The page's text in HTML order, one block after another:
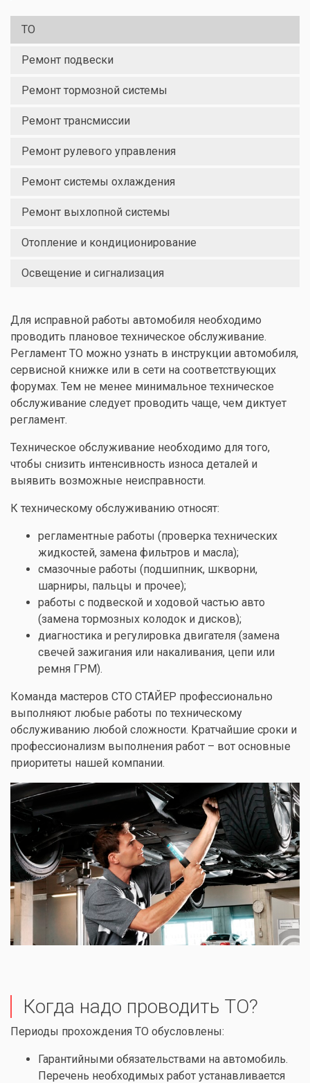
ТО
Ремонт подвески
Ремонт тормозной системы
Ремонт трансмиссии
Ремонт рулевого управления
Ремонт системы охлаждения
Ремонт выхлопной системы
Отопление и кондиционирование
Освещение и сигнализация
Для исправной работы автомобиля необходимо
проводить плановое техническое обслуживание.
Регламент ТО можно узнать в инструкции автомобиля,
сервисной книжке или в сети на соответствующих
форумах. Тем не менее минимальное техническое
обслуживание следует проводить чаще, чем диктует
регламент.
Техническое обслуживание необходимо для того,
чтобы снизить интенсивность износа деталей и
выявить возможные неисправности.
К техническому обслуживанию относят:
регламентные работы (проверка технических
жидкостей, замена фильтров и масла);
смазочные работы (подшипник, шкворни,
шарниры, пальцы и прочее);
работы с подвеской и ходовой частью авто
(замена тормозных колодок и дисков);
диагностика и регулировка двигателя (замена
свечей зажигания или накаливания, цепи или
ремня ГРМ).
Команда мастеров СТО СТАЙЕР профессионально
выполняют любые работы по техническому
обслуживанию любой сложности. Кратчайшие сроки и
профессионализм выполнения работ – вот основные
приоритеты нашей компании.
Когда надо проводить ТО?
Периоды прохождения ТО обусловлены:
Гарантийными обязательствами на автомобиль.
Перечень необходимых работ устанавливается